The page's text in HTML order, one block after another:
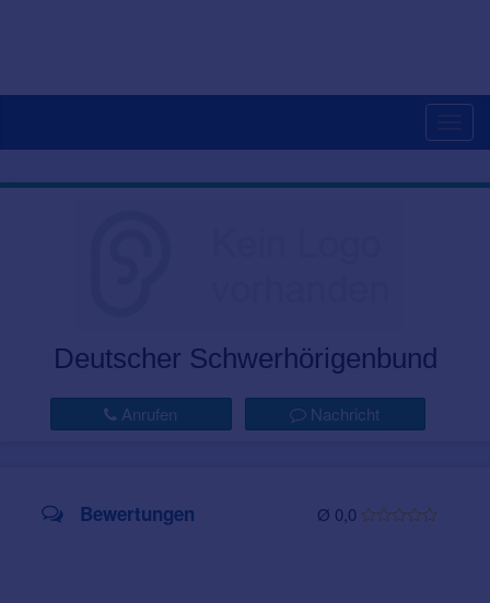
Deutscher Schwerhörigenbund
Anrufen Nachricht
Ø 0,0
Bewertungen